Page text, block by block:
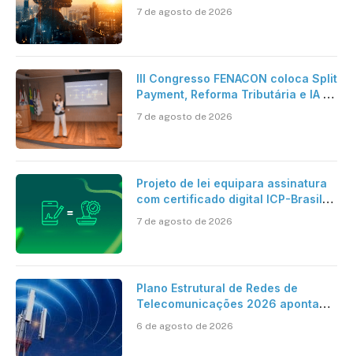
verdadeira era da inteligência
7 de agosto de 2026
III Congresso FENACON coloca Split
Payment, Reforma Tributária e IA no
7 de agosto de 2026
Projeto de lei equipara assinatura
com certificado digital ICP-Brasil
cartório
7 de agosto de 2026
Plano Estrutural de Redes de
Telecomunicações 2026 aponta
mantém desafio
6 de agosto de 2026